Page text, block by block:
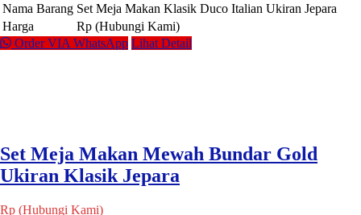
Nama Barang Set Meja Makan Klasik Duco Italian Ukiran Jepara
Harga
Rp (Hubungi Kami)
Order VIA WhatsApp Lihat Detail
Set Meja Makan Mewah Bundar Gold
Ukiran Klasik Jepara
Rp (Hubungi Kami)